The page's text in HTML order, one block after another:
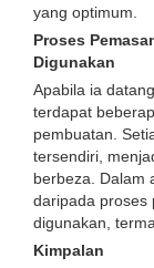
yang optimum.
Proses
Digunakan
Apabila ia
terdapat
pembuatan.
tersendiri,
berbeza. Dalam
daripada proses
digunakan,
Kimpalan